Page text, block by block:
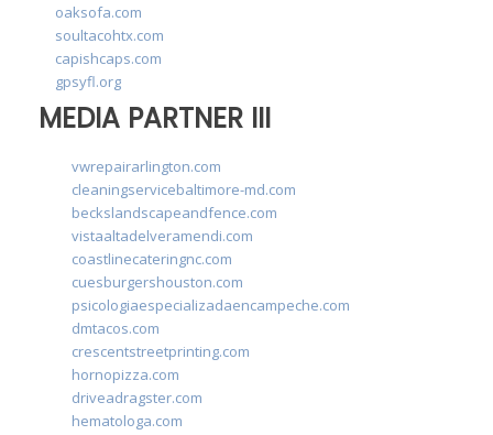
oaksofa.com
soultacohtx.com
capishcaps.com
gpsyfl.org
MEDIA PARTNER III
vwrepairarlington.com
cleaningservicebaltimore-md.com
beckslandscapeandfence.com
vistaaltadelveramendi.com
coastlinecateringnc.com
cuesburgershouston.com
psicologiaespecializadaencampeche.com
dmtacos.com
crescentstreetprinting.com
hornopizza.com
driveadragster.com
hematologa.com